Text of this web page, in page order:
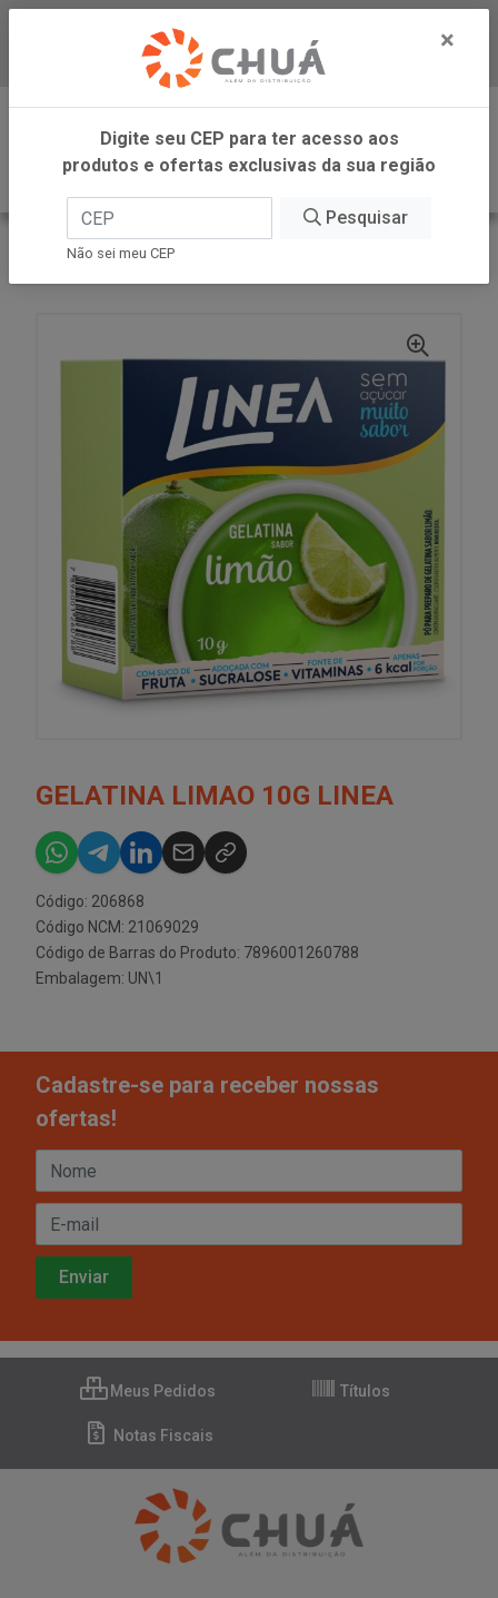
Baixe já nosso APP
0
INÍCIO
LINEA ALIMENTOS
GELATINA LIMAO 10G LINEA
Código: 206868
Código NCM: 21069029
Código de Barras do Produto: 7896001260788
Embalagem: UN\1
Cadastre-se para receber nossas
ofertas!
Meus Pedidos Títulos
Notas Fiscais
×
Digite seu CEP para ter acesso aos
produtos e ofertas exclusivas da sua região
Pesquisar
Não sei meu CEP